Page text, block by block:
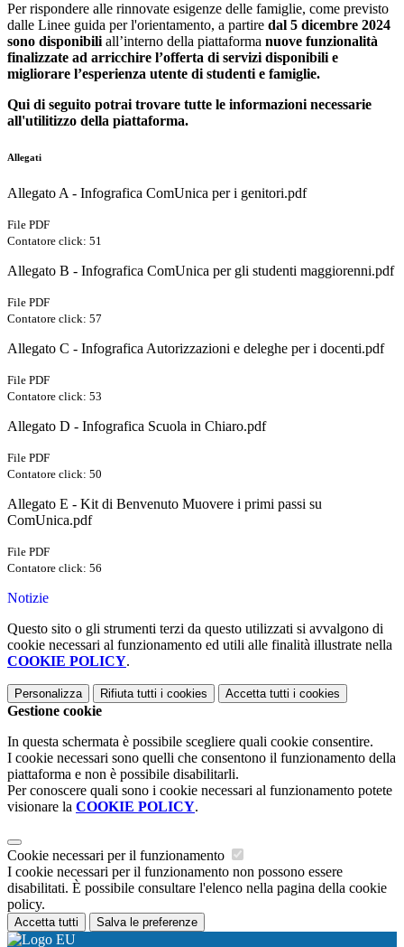
Per rispondere alle rinnovate esigenze delle famiglie, come previsto
dalle Linee guida per l'orientamento, a partire dal 5 dicembre 2024
sono disponibili all’interno della piattaforma nuove funzionalità
finalizzate ad arricchire l’offerta di servizi disponibili e
migliorare l’esperienza utente di studenti e famiglie.
Qui di seguito potrai trovare tutte le informazioni necessarie
all'utilitizzo della piattaforma.
Allegati
Allegato A - Infografica ComUnica per i genitori.pdf
File PDF
Contatore click: 51
Allegato B - Infografica ComUnica per gli studenti maggiorenni.pdf
File PDF
Contatore click: 57
Allegato C - Infografica Autorizzazioni e deleghe per i docenti.pdf
File PDF
Contatore click: 53
Allegato D - Infografica Scuola in Chiaro.pdf
File PDF
Contatore click: 50
Allegato E - Kit di Benvenuto Muovere i primi passi su
ComUnica.pdf
File PDF
Contatore click: 56
Notizie
Questo sito o gli strumenti terzi da questo utilizzati si avvalgono di
cookie necessari al funzionamento ed utili alle finalità illustrate nella
COOKIE POLICY.
Personalizza Rifiuta tutti i cookies Accetta tutti i cookies
Gestione cookie
In questa schermata è possibile scegliere quali cookie consentire.
I cookie necessari sono quelli che consentono il funzionamento della
piattaforma e non è possibile disabilitarli.
Per conoscere quali sono i cookie necessari al funzionamento potete
visionare la COOKIE POLICY.
Cookie necessari per il funzionamento
I cookie necessari per il funzionamento non possono essere
disabilitati. È possibile consultare l'elenco nella pagina della cookie
policy.
Accetta tutti Salva le preferenze